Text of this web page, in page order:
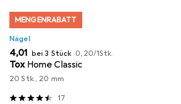
MENGENRABATT
Nägel
EUR
4,01 bei 3 Stück EUR
0,20/1Stk.
Tox Home Classic
20 Stk., 20 mm
17